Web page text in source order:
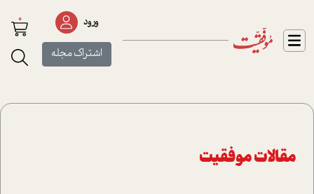
ورود
اشتراک مجله
0
مقالات موفقیت